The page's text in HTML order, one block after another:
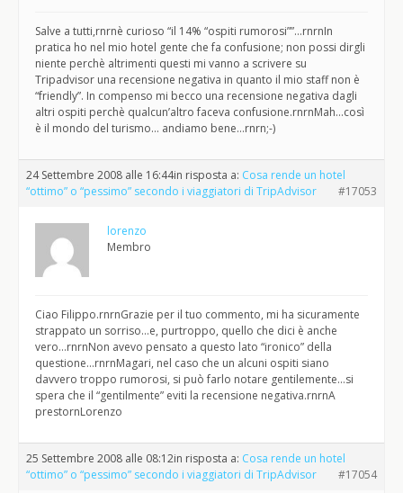
Salve a tutti,rnrnè curioso “il 14% “ospiti rumorosi””…rnrnIn
pratica ho nel mio hotel gente che fa confusione; non possi dirgli
niente perchè altrimenti questi mi vanno a scrivere su
Tripadvisor una recensione negativa in quanto il mio staff non è
“friendly”. In compenso mi becco una recensione negativa dagli
altri ospiti perchè qualcun’altro faceva confusione.rnrnMah…così
è il mondo del turismo… andiamo bene…rnrn;-)
24 Settembre 2008 alle 16:44in risposta a: Cosa rende un hotel
“ottimo” o “pessimo” secondo i viaggiatori di TripAdvisor
#17053
lorenzo
Membro
Ciao Filippo.rnrnGrazie per il tuo commento, mi ha sicuramente
strappato un sorriso…e, purtroppo, quello che dici è anche
vero…rnrnNon avevo pensato a questo lato “ironico” della
questione…rnrnMagari, nel caso che un alcuni ospiti siano
davvero troppo rumorosi, si può farlo notare gentilemente…si
spera che il “gentilmente” eviti la recensione negativa.rnrnA
prestornLorenzo
25 Settembre 2008 alle 08:12in risposta a: Cosa rende un hotel
“ottimo” o “pessimo” secondo i viaggiatori di TripAdvisor
#17054